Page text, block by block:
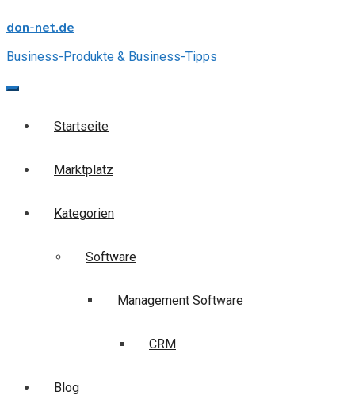
to
don-net.de
Business-Produkte & Business-Tipps
Startseite
Marktplatz
Kategorien
Software
Management Software
CRM
Blog